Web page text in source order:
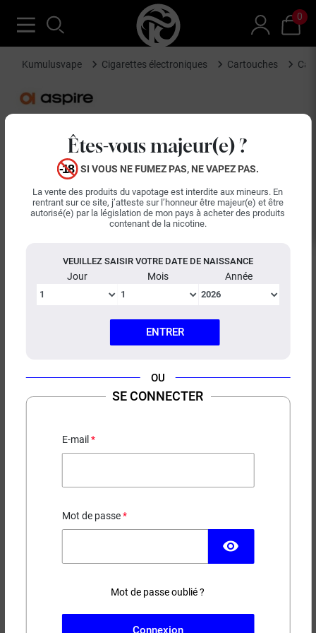
Êtes-vous majeur(e) ?
SI VOUS NE FUMEZ PAS, NE VAPEZ PAS.
La vente des produits du vapotage est interdite aux mineurs. En
rentrant sur ce site, j’atteste sur l’honneur être majeur(e) et être
autorisé(e) par la législation de mon pays à acheter des produits
contenant de la nicotine.
VEUILLEZ SAISIR VOTRE DATE DE NAISSANCE
Jour Mois Année
ENTRER
OU
SE CONNECTER
E-mail
Mot de passe
visibility
Mot de passe oublié ?
Connexion
0
Kumulusvape Cigarettes électroniques Cartouches
CARTOUCHES OBY 2 ML ASPIRE
(30 avis)
7,90 €
EN STOCK
Capacité Ohms